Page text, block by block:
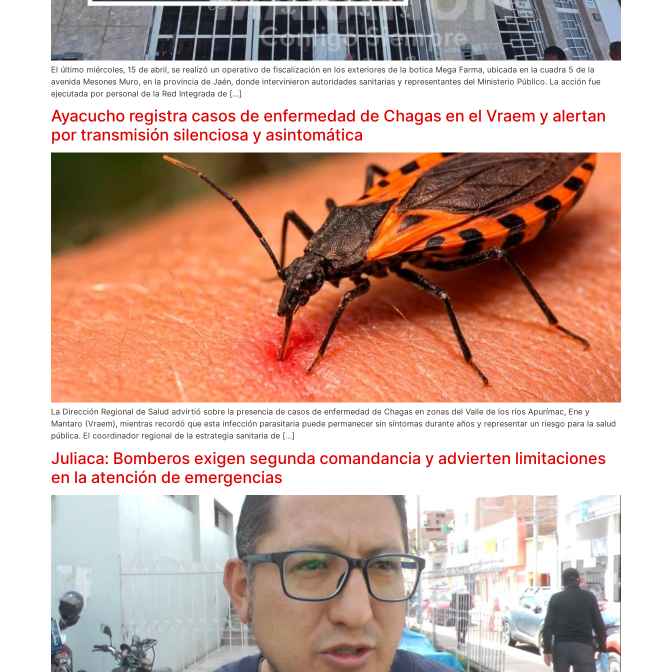
El último miércoles, 15 de abril, se realizó un operativo de fiscalización en los exteriores de la botica Mega Farma, ubicada en la cuadra 5 de la
avenida Mesones Muro, en la provincia de Jaén, donde intervinieron autoridades sanitarias y representantes del Ministerio Público. La acción fue
ejecutada por personal de la Red Integrada de […]
Ayacucho registra casos de enfermedad de Chagas en el Vraem y alertan
por transmisión silenciosa y asintomática
La Dirección Regional de Salud advirtió sobre la presencia de casos de enfermedad de Chagas en zonas del Valle de los ríos Apurímac, Ene y
Mantaro (Vraem), mientras recordó que esta infección parasitaria puede permanecer sin síntomas durante años y representar un riesgo para la salud
pública. El coordinador regional de la estrategia sanitaria de […]
Juliaca: Bomberos exigen segunda comandancia y advierten limitaciones
en la atención de emergencias